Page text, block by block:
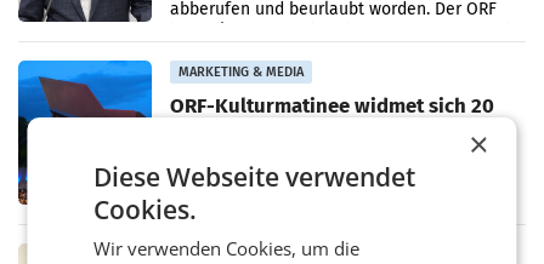
abberufen und beurlaubt worden. Der ORF
MARKETING & MEDIA
ORF-Kulturmatinee widmet sich 20
Am Sonntag, dem 9. August 2026, begleitet
Lillian Moschen das Publikum ab 9.05 Uhr
durch die ORF-„Kulturmatinee“. Die Sendung
startet mit der Dokumentation „20 Jahre
Grafenegg
MARKETING & MEDIA
×
Diese Webseite verwendet
Cookies.
Wir verwenden Cookies, um die